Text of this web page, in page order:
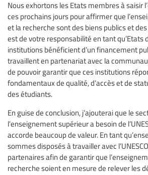
Nous exhortons les Etats membres à saisir
ces prochains jours pour affirmer que
et la recherche sont des biens publics et
est de votre responsabilité en tant qu’Etats
institutions bénéficient d’un financement
travaillent en partenariat avec la
de pouvoir garantir que ces institutions
fondamentaux de qualité, d’accès et de
des étudiants.
En guise de conclusion, j’ajouterai que le
l’enseignement supérieur a besoin de
accorde beaucoup de valeur. En tant
sommes disposés à travailler avec
partenaires afin de garantir que
recherche soient en mesure de relever les